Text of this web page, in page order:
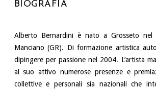
BIOGRAFIA
Alberto Bernardini è nato a Grosseto
Manciano (GR). Di formazione artistica
dipingere per passione nel 2004. L’artista
al suo attivo numerose presenze e
collettive e personali sia nazionali che